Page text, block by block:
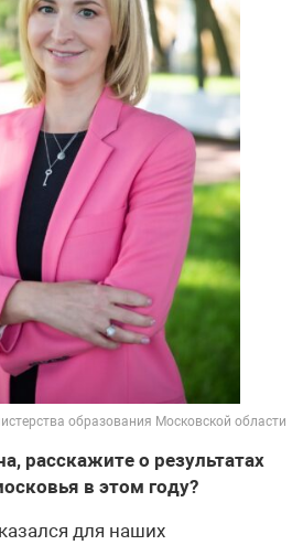
образования Московской области
расскажите о результатах
в этом году?
для наших